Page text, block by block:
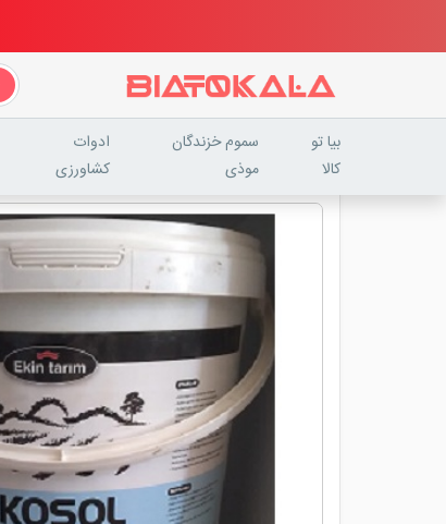
بیا تو
کالا
سموم خزندگان
موذی
ادوات
کشاورزی